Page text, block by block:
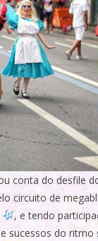
conta do desfile
circuito de
, e tendo
sucessos do